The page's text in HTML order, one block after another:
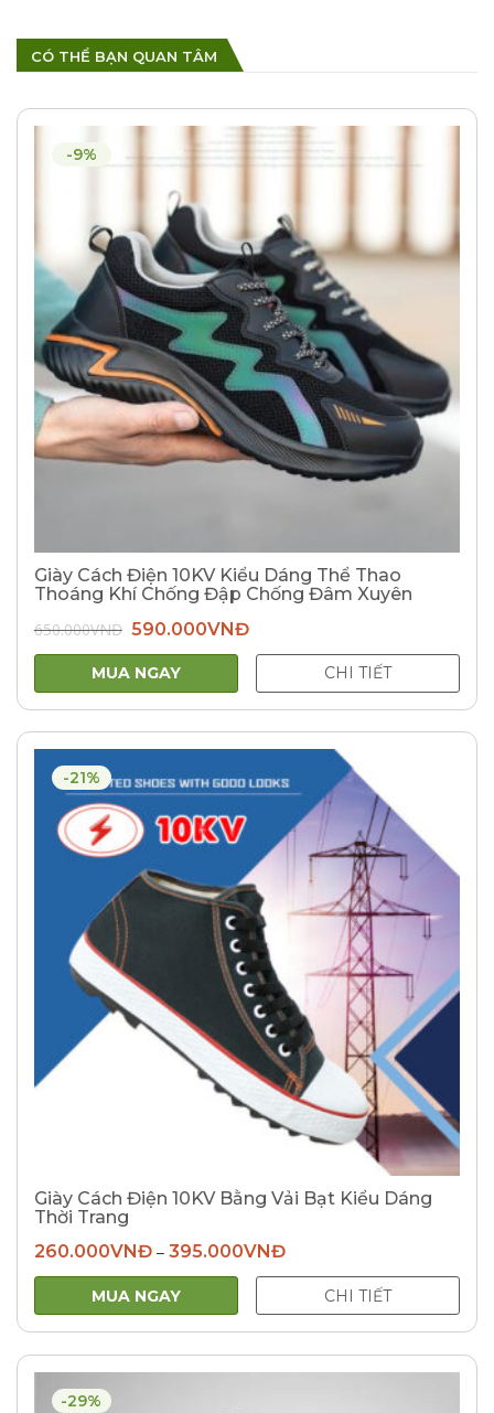
CÓ THỂ BẠN QUAN TÂM
-9%
Giày Cách Điện 10KV Kiểu Dáng Thể Thao
Thoáng Khí Chống Đập Chống Đâm Xuyên
650.000VNĐ Giá
gốc
là:
650.000VNĐ.
590.000VNĐGiá
hiện
tại
590.000VNĐ.
MUA NGAY CHI TIẾT
-21%
Giày Cách Điện 10KV Bằng Vải Bạt Kiểu Dáng
Thời Trang
260.000VNĐ– 395.000VNĐ
MUA NGAY CHI TIẾT
-29%